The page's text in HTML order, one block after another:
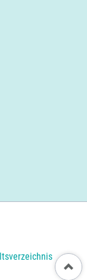
Nach